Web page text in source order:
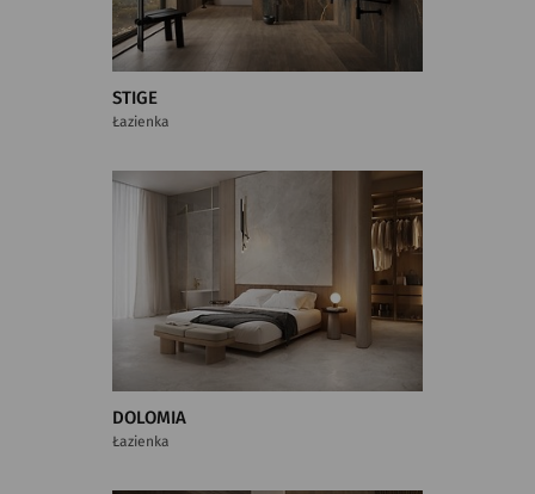
STIGE
Łazienka
DOLOMIA
Łazienka